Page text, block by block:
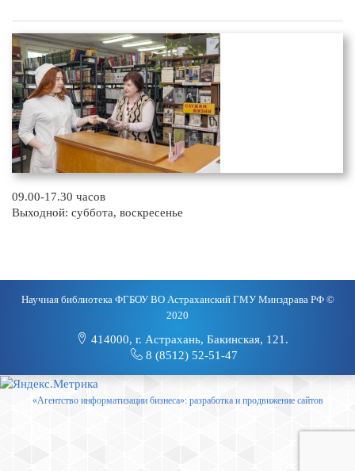
09.00-17.30 часов
Выходной: суббота, воскресенье
Научная библиотека ФГБОУ ВО Астраханский ГМУ Минздрава РФ ©
2020
414000, г. Астрахань, Бакинская, 121.
8 (8512) 52-51-47
«Агентство информатизации бизнеса»: разработка и продвижение сайтов